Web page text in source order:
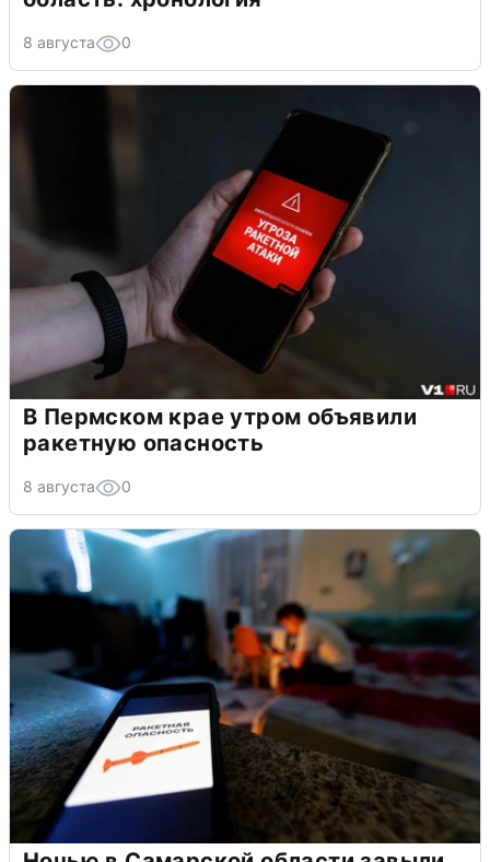
8 августа 0
В Пермском крае утром объявили
ракетную опасность
8 августа 0